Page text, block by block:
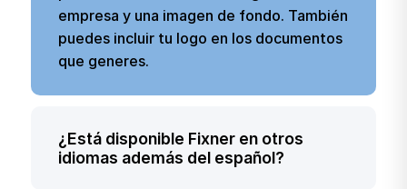
empresa y una imagen de fondo. También
puedes incluir tu logo en los documentos
que generes.
¿Está disponible Fixner en otros
idiomas además del español?